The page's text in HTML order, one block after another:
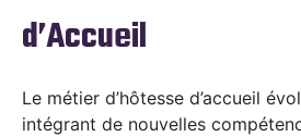
d’Accueil
Le métier d’hôtesse d’accueil
intégrant de nouvelles